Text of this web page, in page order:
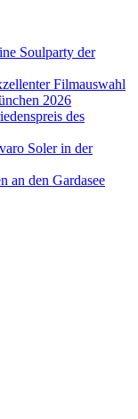
Soulparty der
Filmauswahl
2026
des
Soler in der
an den Gardasee